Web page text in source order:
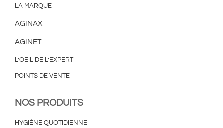
LA MARQUE
AGINAX
AGINET
L’OEIL DE L’EXPERT
POINTS DE VENTE
NOS PRODUITS
HYGIÈNE QUOTIDIENNE